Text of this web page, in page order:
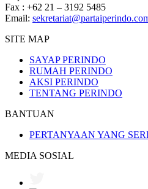
Fax : +62 21 – 3192 5485
Email:
SITE MAP
SAYAP PERINDO
RUMAH PERINDO
AKSI PERINDO
TENTANG PERINDO
BANTUAN
PERTANYAAN YANG
MEDIA SOSIAL